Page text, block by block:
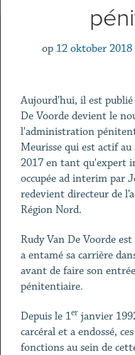
op 12 oktober 2018
Aujourd'hui, il est publié
De Voorde devient le
l'administration
Meurisse qui est actif
2017 en tant qu'expert
occupée ad interim par
redevient directeur de
Région Nord.
Rudy Van De Voorde
a entamé sa carrière
avant de faire son
pénitentiaire.
Depuis le 1erjanvier
carcéral et a endossé,
fonctions au sein de